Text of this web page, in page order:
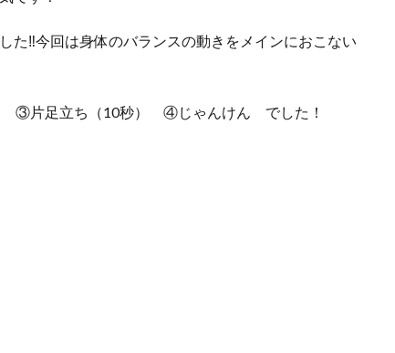
た‼今回は身体のバランスの動きをメインにおこない
足立ち（10秒） ④じゃんけん でした！